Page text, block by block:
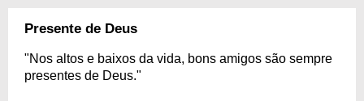
Presente de Deus
"Nos altos e baixos da vida, bons amigos são sempre
presentes de Deus."